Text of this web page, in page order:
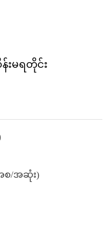
မရတိုင်း
စ/အဆုံး)